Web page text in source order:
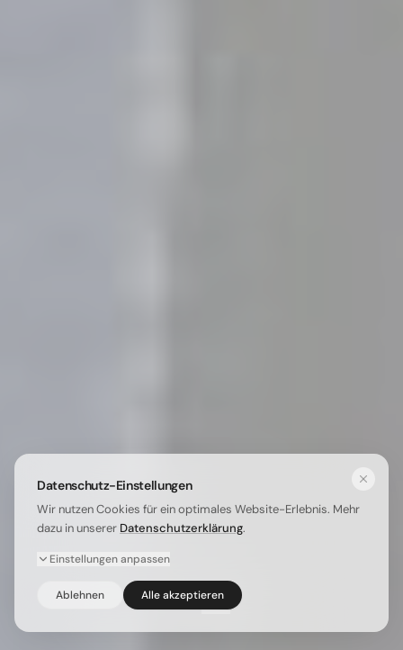
Datenschutz-Einstellungen
Wir nutzen Cookies für ein optimales Website-Erlebnis. Mehr
dazu in unserer Datenschutzerklärung.
Einstellungen anpassen
Ablehnen Alle akzeptieren